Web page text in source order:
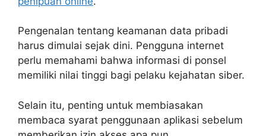
Pengenalan tentang keamanan data pribadi
harus dimulai sejak dini. Pengguna internet
perlu memahami bahwa informasi di ponsel
memiliki nilai tinggi bagi pelaku kejahatan siber.
Selain itu, penting untuk membiasakan
membaca syarat penggunaan aplikasi sebelum